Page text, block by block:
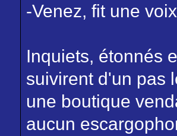
-Venez, fit une
Inquiets, étonnés
suivirent d'un pas
une boutique
aucun